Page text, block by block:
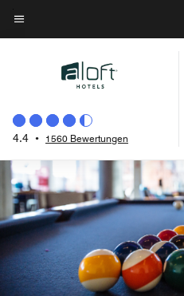
Skip
toMenütext
4.4 • 1560 Bewertungen